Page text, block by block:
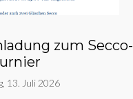
zum Secco-
13. Juli 2026